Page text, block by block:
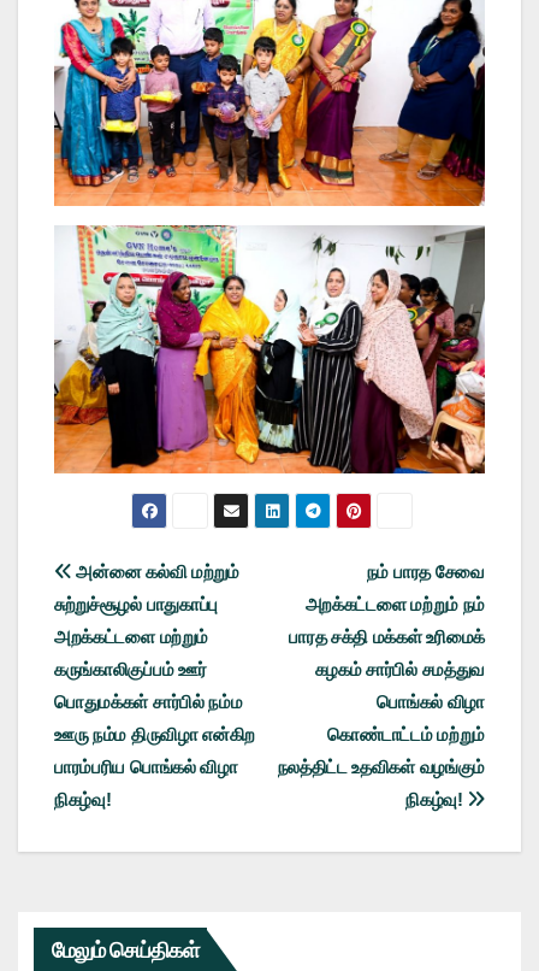
Post
navigation
நம் பாரத சேவை
அறக்கட்டளை மற்றும் நம்
பாரத சக்தி மக்கள் உரிமைக்
கழகம் சார்பில் சமத்துவ
பொங்கல் விழா
கொண்டாட்டம் மற்றும்
நலத்திட்ட உதவிகள் வழங்கும்
நிகழ்வு!
அன்னை கல்வி மற்றும்
சுற்றுச்சூழல் பாதுகாப்பு
அறக்கட்டளை மற்றும்
கருங்காலிகுப்பம் ஊர்
பொதுமக்கள் சார்பில் நம்ம
ஊரு நம்ம திருவிழா என்கிற
பாரம்பரிய பொங்கல் விழா
நிகழ்வு!
மேலும் செய்திகள்